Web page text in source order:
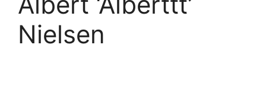
Nielsen